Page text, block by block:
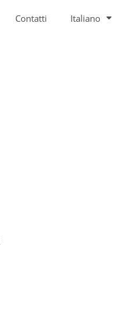
Contatti Italiano